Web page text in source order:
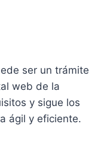
ser un trámite
web de la
y sigue los
ágil y eficiente.